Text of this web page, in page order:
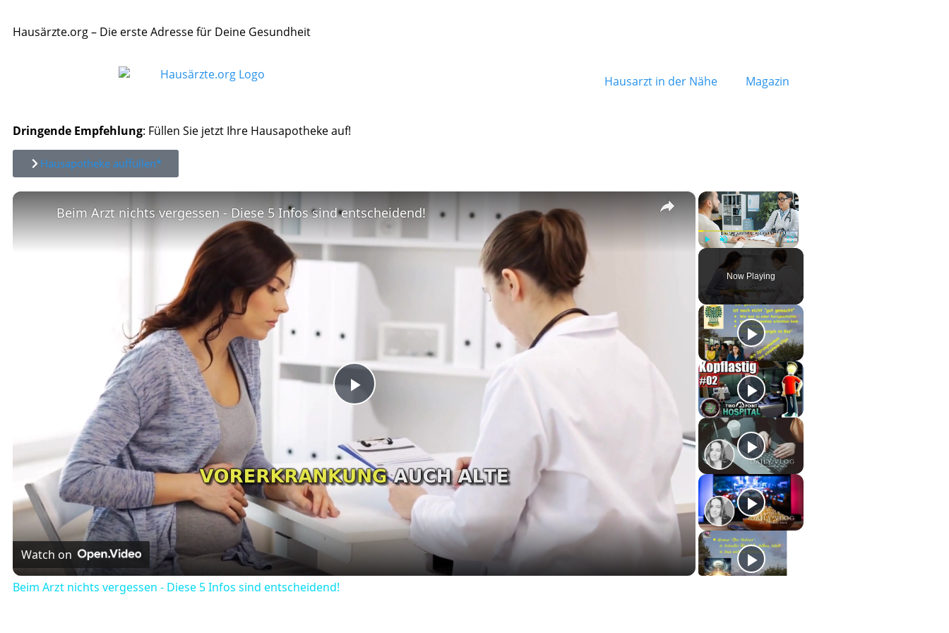
Hausärzte.org – Die erste Adresse für Deine Gesundheit
Hausarzt in der Nähe Magazin
Dringende Empfehlung: Füllen Sie jetzt Ihre Hausapotheke auf!
Hausapotheke auffüllen*
×
Unmute Fullscreen
Now Playing
×
Play
Video
Beim Arzt nichts vergessen - Diese 5 Infos sind entscheidend!
Watch on
Beim Arzt nichts vergessen - Diese 5 Infos sind entscheidend!